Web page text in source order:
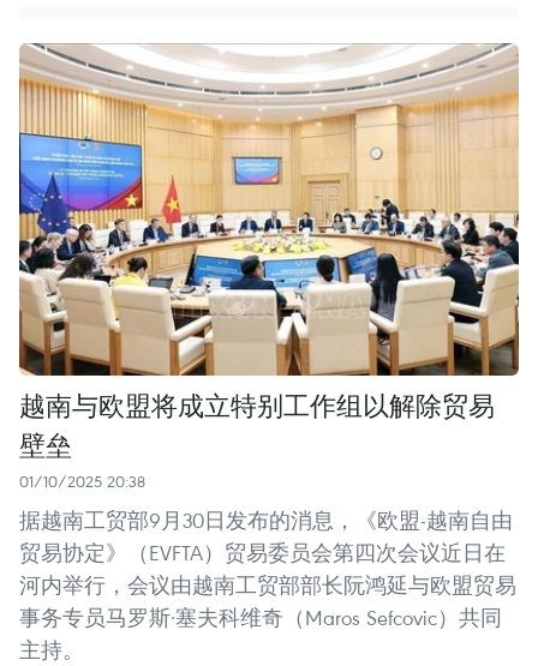
越南与欧盟将成立特别工作组以解除贸易
壁垒
01/10/2025 20:38
据越南工贸部9月30日发布的消息，《欧盟-越南自由
贸易协定》（EVFTA）贸易委员会第四次会议近日在
河内举行，会议由越南工贸部部长阮鸿延与欧盟贸易
事务专员马罗斯·塞夫科维奇（Maros Sefcovic）共同
主持。